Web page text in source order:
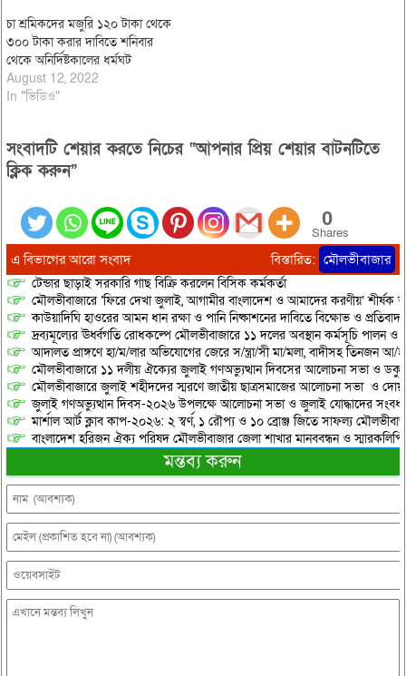
চা শ্রমিকদের মজুরি ১২০ টাকা থেকে
৩০০ টাকা করার দাবিতে শনিবার
থেকে অনির্দিষ্টকালের ধর্মঘট
August 12, 2022
In "ভিডিও"
সংবাদটি শেয়ার করতে নিচের “আপনার প্রিয় শেয়ার বাটনটিতে
ক্লিক করুন”
0
Shares
এ বিভাগের আরো সংবাদ বিস্তারিত: মৌলভীবাজার
টেন্ডার ছাড়াই সরকারি গাছ বিক্রি করলেন বিসিক কর্মকর্তা
মৌলভীবাজারে ‘ফিরে দেখা জুলাই, আগামীর বাংলাদেশ ও আমাদের করণীয়’ শীর্ষক
কাউয়াদিঘি হাওরের আমন ধান রক্ষা ও পানি নিষ্কাশনের দাবিতে বিক্ষোভ ও
দ্রব্যমূল্যের ঊর্ধ্বগতি রোধকল্পে মৌলভীবাজারে ১১ দলের অবস্থান কর্মসূচি পালন ও
আদালত প্রাঙ্গণে হা/ম/লার অভিযোগের জেরে স/ন্ত্রা/সী মা/মলা, বাদীসহ তিনজন আ/
মৌলভীবাজারে ১১ দলীয় ঐক্যের জুলাই গণঅভ্যুত্থান দিবসের আলোচনা সভা ও
মৌলভীবাজারে জুলাই শহীদদের স্মরণে জাতীয় ছাত্রসমাজের আলোচনা সভা ও
জুলাই গণঅভ্যুত্থান দিবস-২০২৬ উপলক্ষে আলোচনা সভা ও জুলাই যোদ্ধাদের
মার্শাল আর্ট ক্লাব কাপ-২০২৬: ২ স্বর্ণ, ১ রৌপ্য ও ১০ ব্রোঞ্জ জিতে সাফল্য
বাংলাদেশ হরিজন ঐক্য পরিষদ মৌলভীবাজার জেলা শাখার মানববন্ধন ও স্মারকলিপি
মন্তব্য করুন